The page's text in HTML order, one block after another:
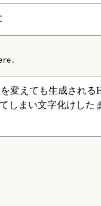
えても生成される
しまい文字化けした